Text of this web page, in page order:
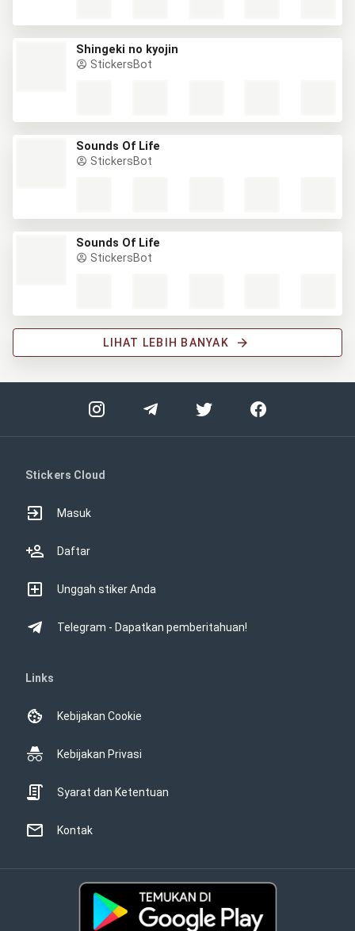
Shingeki no kyojin
StickersBot
Sounds Of Life
StickersBot
Sounds Of Life
StickersBot
LIHAT LEBIH BANYAK
Stickers Cloud
Masuk
Daftar
Unggah stiker Anda
Telegram - Dapatkan pemberitahuan!
Links
Kebijakan Cookie
Kebijakan Privasi
Syarat dan Ketentuan
Kontak